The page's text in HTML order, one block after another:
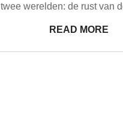
twee werelden: de rust van
READ MORE